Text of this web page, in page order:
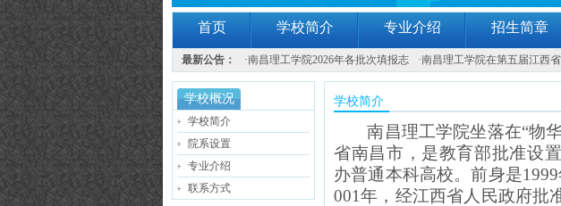
首页 学校简介 专业介绍 招生简章
最新公告： ·南昌理工学院2026年各批次填报志 ·南昌理工学院在第五届江西
学校概况
学校简介
院系设置
专业介绍
联系方式
学校简介
南昌理工学院坐落在“物
省南昌市，是教育部批准设
办普通本科高校。前身是
001年，经江西省人民政府批